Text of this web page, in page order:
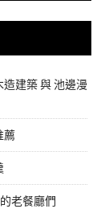
造建築 與 池邊漫
薦
老餐廳們